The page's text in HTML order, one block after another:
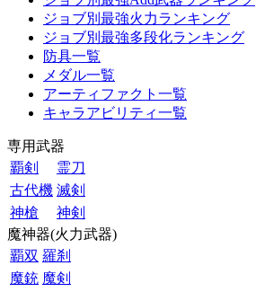
ジョブ別最強火力ランキング
ジョブ別最強多段化ランキング
防具一覧
メダル一覧
アーティファクト一覧
キャラアビリティ一覧
専用武器
覇剣
霊刀
古代機 滅剣
神槍
神剣
魔神器(火力武器)
覇双 羅刹
魔銃 魔剣